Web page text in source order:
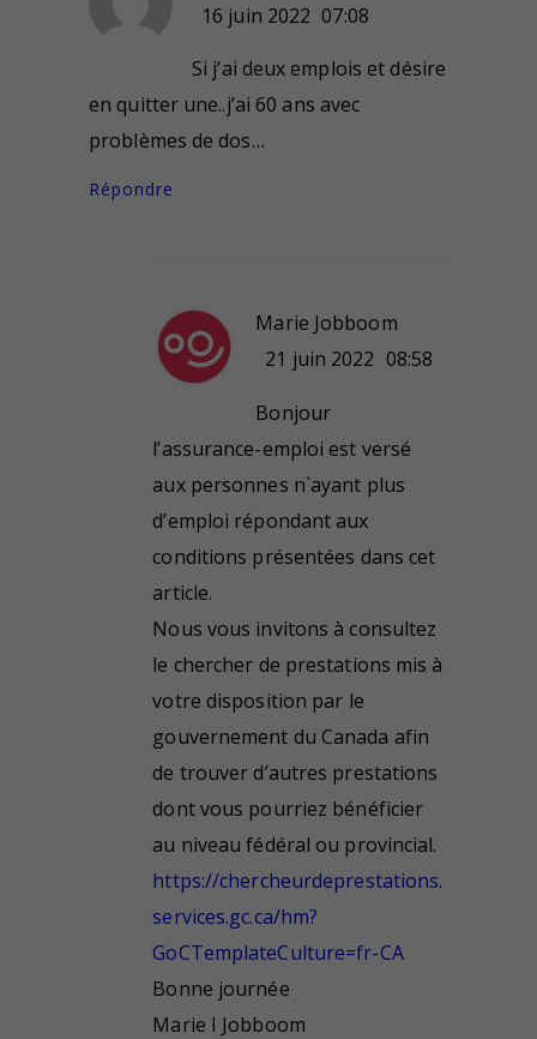
16 juin 2022 07:08
Si j’ai deux emplois et désire
en quitter une..j’ai 60 ans avec
problèmes de dos…
Répondre
Marie Jobboom
21 juin 2022 08:58
Bonjour
l’assurance-emploi est versé
aux personnes n`ayant plus
d’emploi répondant aux
conditions présentées dans cet
article.
Nous vous invitons à consultez
le chercher de prestations mis à
votre disposition par le
gouvernement du Canada afin
de trouver d’autres prestations
dont vous pourriez bénéficier
au niveau fédéral ou provincial.
https://chercheurdeprestations.
services.gc.ca/hm?
GoCTemplateCulture=fr-CA
Bonne journée
Marie I Jobboom